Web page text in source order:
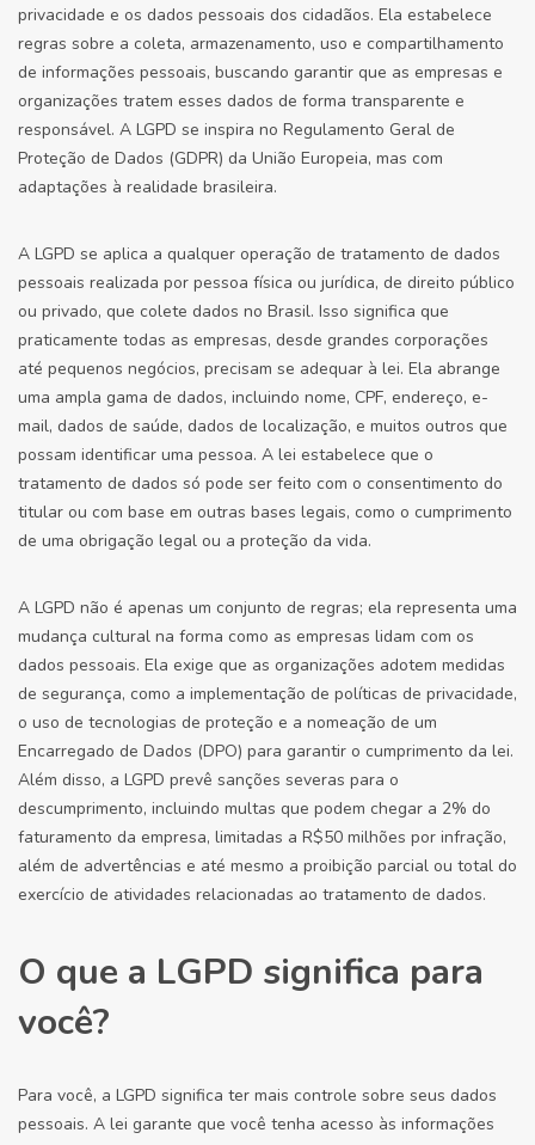
privacidade e os dados pessoais dos cidadãos. Ela estabelece
regras sobre a coleta, armazenamento, uso e compartilhamento
de informações pessoais, buscando garantir que as empresas e
organizações tratem esses dados de forma transparente e
responsável. A LGPD se inspira no Regulamento Geral de
Proteção de Dados (GDPR) da União Europeia, mas com
adaptações à realidade brasileira.
A LGPD se aplica a qualquer operação de tratamento de dados
pessoais realizada por pessoa física ou jurídica, de direito público
ou privado, que colete dados no Brasil. Isso significa que
praticamente todas as empresas, desde grandes corporações
até pequenos negócios, precisam se adequar à lei. Ela abrange
uma ampla gama de dados, incluindo nome, CPF, endereço, e-
mail, dados de saúde, dados de localização, e muitos outros que
possam identificar uma pessoa. A lei estabelece que o
tratamento de dados só pode ser feito com o consentimento do
titular ou com base em outras bases legais, como o cumprimento
de uma obrigação legal ou a proteção da vida.
A LGPD não é apenas um conjunto de regras; ela representa uma
mudança cultural na forma como as empresas lidam com os
dados pessoais. Ela exige que as organizações adotem medidas
de segurança, como a implementação de políticas de privacidade,
o uso de tecnologias de proteção e a nomeação de um
Encarregado de Dados (DPO) para garantir o cumprimento da lei.
Além disso, a LGPD prevê sanções severas para o
descumprimento, incluindo multas que podem chegar a 2% do
faturamento da empresa, limitadas a R$50 milhões por infração,
além de advertências e até mesmo a proibição parcial ou total do
exercício de atividades relacionadas ao tratamento de dados.
O que a LGPD significa para
você?
Para você, a LGPD significa ter mais controle sobre seus dados
pessoais. A lei garante que você tenha acesso às informações